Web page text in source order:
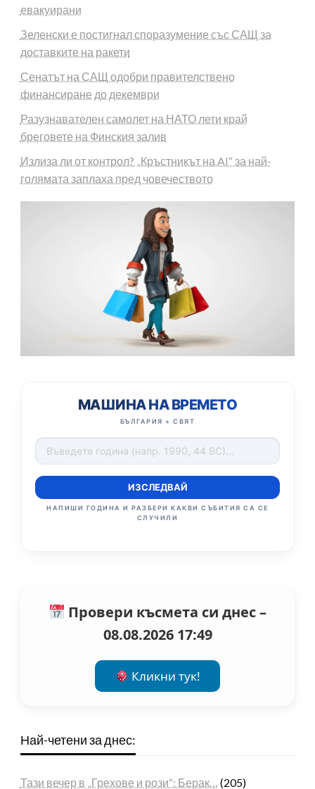
евакуирани
Зеленски е постигнал споразумение със САЩ за
доставките на ракети
Сенатът на САЩ одобри правителствено
финансиране до декември
Разузнавателен самолет на НАТО лети край
бреговете на Финския залив
Излиза ли от контрол? „Кръстникът на AI“ за най-
голямата заплаха пред човечеството
МАШИНА НА ВРЕМЕТО
БЪЛГАРИЯ + СВЯТ
ИЗСЛЕДВАЙ
НАПИШИ ГОДИНА И РАЗБЕРИ КАКВИ СЪБИТИЯ СА СЕ
СЛУЧИЛИ
Провери късмета си днес –
08.08.2026 17:49
Кликни тук!
Най-четени за днес:
Тази вечер в „Грехове и рози“: Берак… (205)